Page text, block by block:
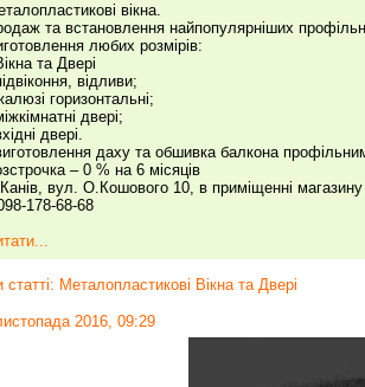
вікна.
та встановлення найпопулярніших
любих розмірів:
та Двері
відливи;
горизонтальні;
двері;
двері.
даху та обшивка балкона
– 0 % на 6 місяців
вул. О.Кошового 10, в приміщенні
178-68-68
статті: Металопластикові Вікна та Двері
2016, 09:29